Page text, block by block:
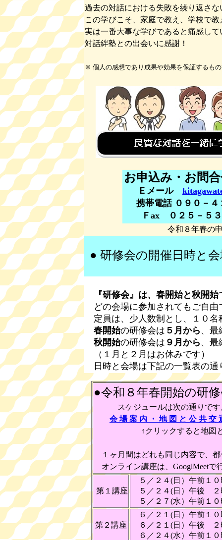
過去の対話における失敗を繰り返さな
この学びこそ、家庭で教え、学校で
実は一番大事な学びであると痛感して
対話絆塾との出会いに感謝！
※ 個人の感想であり成果や効果を保証するも
お申込み・お問
Ｅメール
携帯電話 ０９０－
Ｆax ０２５－５
令和８年春の
● 研修会の開催日時と
『研修会』は、春開始と秋開始
どの会場に参加されてもご自由
定員は、少人数制とし、１０名
春開始の研修会は ５月から 、最
秋開始の研修会は ９月から 、最
（１月と２月はお休みです）
日時と会場は下記の一覧表の通
●令和８年春開始の研
スケジュールは次の通りです
会 場 案 内 ・ 地 図 と 公 共 交
↑クリックすると地図と電
１ヶ月間はどれも同じ内容で、
オンライン講座は、GooglMeet
第１講座
５／２４(日）午前１０
５／２４(日）午後 ２
５／２７(水）午前１０
第２講座
６／２１(日）午前１０
６／２１(日）午後 ２
６／２４(水）午前１０